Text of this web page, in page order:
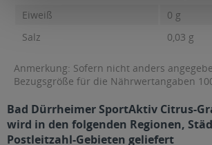
Eiweiß
0 g
Salz
0,03 g
Anmerkung: Sofern nicht anders
Bezugsgröße für die Nährwertangaben
Bad Dürrheimer SportAktiv Citrus-
wird in den folgenden Regionen,
Postleitzahl-Gebieten geliefert